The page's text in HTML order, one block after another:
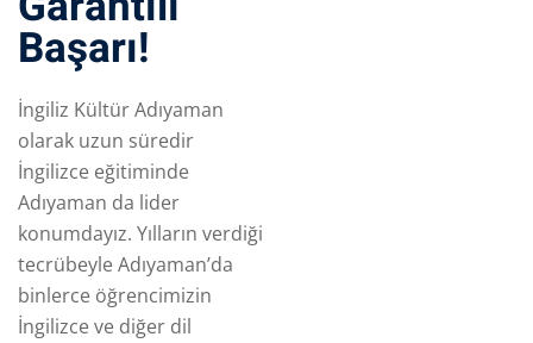
Başarı!
İngiliz Kültür Adıyaman
olarak uzun süredir
İngilizce eğitiminde
Adıyaman da lider
konumdayız. Yılların verdiği
tecrübeyle Adıyaman’da
binlerce öğrencimizin
İngilizce ve diğer dil